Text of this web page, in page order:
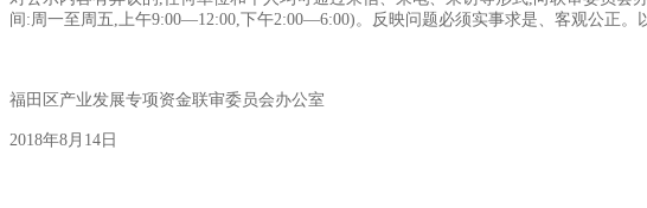
间:周一至周五,上午9:00—12:00,下午2:00—6:00)。反映问题必须实事求是、客观公正
福田区产业发展专项资金联审委员会办公室
2018年8月14日